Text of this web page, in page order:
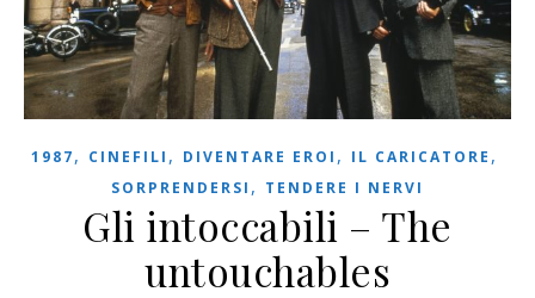
1987, CINEFILI , DIVENTARE EROI , IL CARICATORE ,
SORPRENDERSI , TENDERE I NERVI
Gli intoccabili – The
untouchables